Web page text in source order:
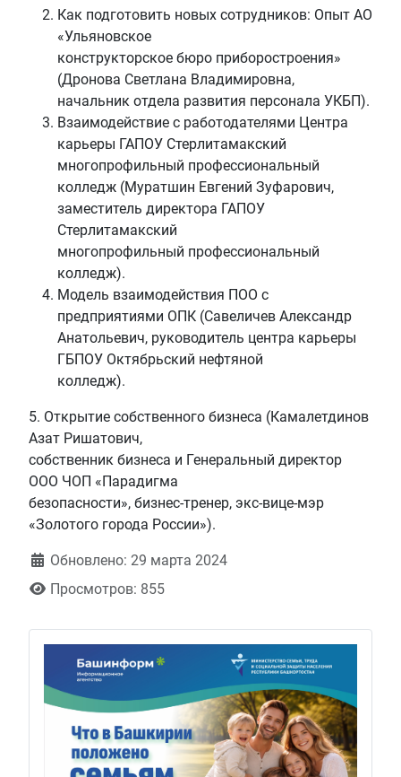
Как подготовить новых сотрудников: Опыт АО
«Ульяновское
конструкторское бюро приборостроения»
(Дронова Светлана Владимировна,
начальник отдела развития персонала УКБП).
Взаимодействие с работодателями Центра
карьеры ГАПОУ Стерлитамакский
многопрофильный профессиональный
колледж (Муратшин Евгений Зуфарович,
заместитель директора ГАПОУ
Стерлитамакский
многопрофильный профессиональный
колледж).
Модель взаимодействия ПОО с
предприятиями ОПК (Савеличев Александр
Анатольевич, руководитель центра карьеры
ГБПОУ Октябрьский нефтяной
колледж).
5. Открытие собственного бизнеса (Камалетдинов
Азат Ришатович,
собственник бизнеса и Генеральный директор
ООО ЧОП «Парадигма
безопасности», бизнес-тренер, экс-вице-мэр
«Золотого города России»).
Обновлено: 29 марта 2024
Просмотров: 855